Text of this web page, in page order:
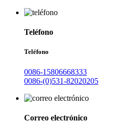
Teléfono
Teléfono
0086-15806668333
0086-(0)531-82020205
Correo electrónico